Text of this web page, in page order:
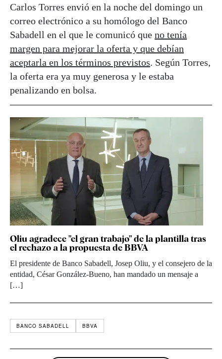
Carlos Torres envió en la noche del domingo un
correo electrónico a su homólogo del Banco
Sabadell en el que le comunicó que no tenía
margen para mejorar la oferta y que debían
aceptarla en los términos previstos. Según Torres,
la oferta era ya muy generosa y le estaba
penalizando en bolsa.
Oliu agradece "el gran trabajo" de la plantilla tras
el rechazo a la propuesta de BBVA
El presidente de Banco Sabadell, Josep Oliu, y el consejero de la
entidad, César González-Bueno, han mandado un mensaje a
[…]
BANCO SABADELL BBVA